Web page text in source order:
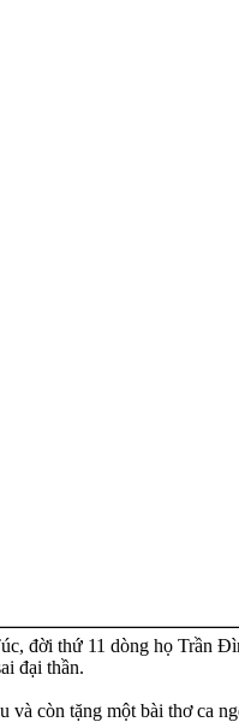
đời thứ 11 dòng họ Trần
đại thần.
còn tặng một bài thơ